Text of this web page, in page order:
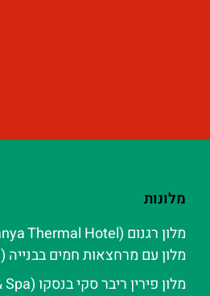
מלונות
מלון עם מרחצאות חמים בבנייה (Banya)
מלון פירין ריבר סקי בנסקו (Pirin River Ski & Spa‬)